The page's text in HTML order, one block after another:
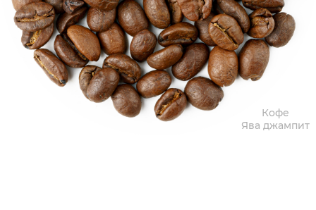
Кофе
Ява джампит